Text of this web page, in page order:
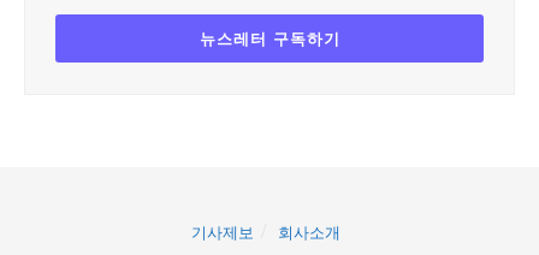
기사제보 회사소개